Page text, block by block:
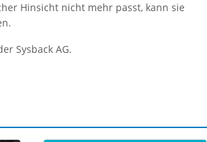
Hinsicht nicht mehr passt, kann sie
Sysback AG.